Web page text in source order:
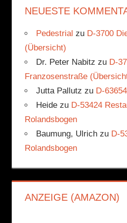
NEUESTE
Pedestrial zu D-3700
(Übersicht)
Dr. Peter Nabitz zu D-
Franzosenstraße
Jutta Pallutz zu D-
Heidezu D-53424
Rolandsbogen
Baumung, Ulrichzu D-
Rolandsbogen
ANZEIGE (AMAZON)